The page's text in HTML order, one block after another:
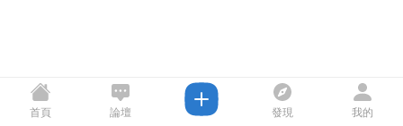
首頁 論壇 發現 我的